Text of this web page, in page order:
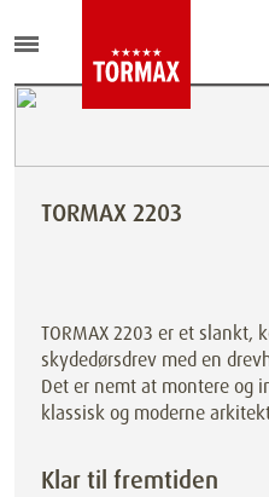
TORMAX 2203
TORMAX 2203 er et slankt,
skydedørsdrev med en
Det er nemt at montere og
klassisk og moderne
Klar til fremtiden